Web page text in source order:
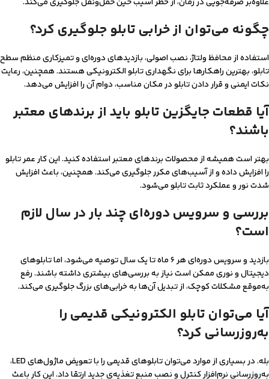
علاوه‌بر صرفه‌جویی در زمان، از خطر آسیب حین حمل‌و‌نقل جلوگیری می‌کند.
چگونه می‌توان از خرابی تابلو جلوگیری کرد؟
استفاده از محافظ ولتاژ، نصب اصولی، بازدیدهای دوره‌ای و تمیزکاری منظم سطح
تابلو، بهترین راهکارها برای نگهداری تابلو الکترونیکی هستند. همچنین، رعایت
نکات ایمنی و قرار دادن تابلو در مکان مناسب، دوام آن را افزایش می‌دهد.
آیا قطعات جایگزین تابلو باید از برندهای معتبر
باشند؟
بهتر است همیشه از محصولات برندهای معتبر استفاده کنید. این کار عمر تابلو
را افزایش داده و از آسیب‌های مکرر جلوگیری می‌کند. همچنین، باعث افزایش
شدت نور و عملکرد ثابت تابلو می‌شود.
بررسی و سرویس دوره‌ای چند بار در سال لازم
است؟
بازدید و سرویس دوره‌ای هر ۶ ماه تا یک سال توصیه می‌شود، اما تابلوهای
دیجیتال و نوری ممکن است نیاز به بررسی‌های بیشتری داشته باشند. رفع
به‌موقع مشکلات کوچک، از تبدیل آن‌ها به خرابی‌های بزرگ جلوگیری می‌کند.
آیا می‌توان تابلو الکترونیکی قدیمی را
به‌روزرسانی کرد؟
بله. در بسیاری از موارد می‌توان تابلوهای قدیمی را با تعویض ماژول‌های LED،
به‌روزرسانی نرم‌افزار کنترل و نصب منبع تغذیه‌ی جدید ارتقا داد. این کار باعث